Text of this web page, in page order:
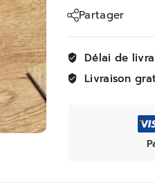
Partager
Délai de
Livraison